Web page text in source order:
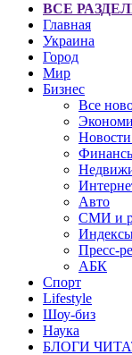
ВСЕ
Главная
Украина
Город
Мир
Бизнес
Все
Авто
СМИ и
Пресс-
АБК
Спорт
Lifestyle
Шоу-биз
Наука
БЛОГИ